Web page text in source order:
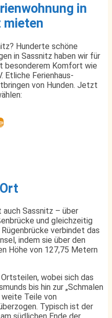
in
mieten
Hunderte schöne
in Sassnitz haben wir für
besonderem Komfort wie
Etliche Ferienhaus-
von Hunden. Jetzt
auch Sassnitz – über
und gleichzeitig
verbindet das
indem sie über den
Höhe von 127,75 Metern
wobei sich das
bis hin zur „Schmalen
weite Teile von
Typisch ist der